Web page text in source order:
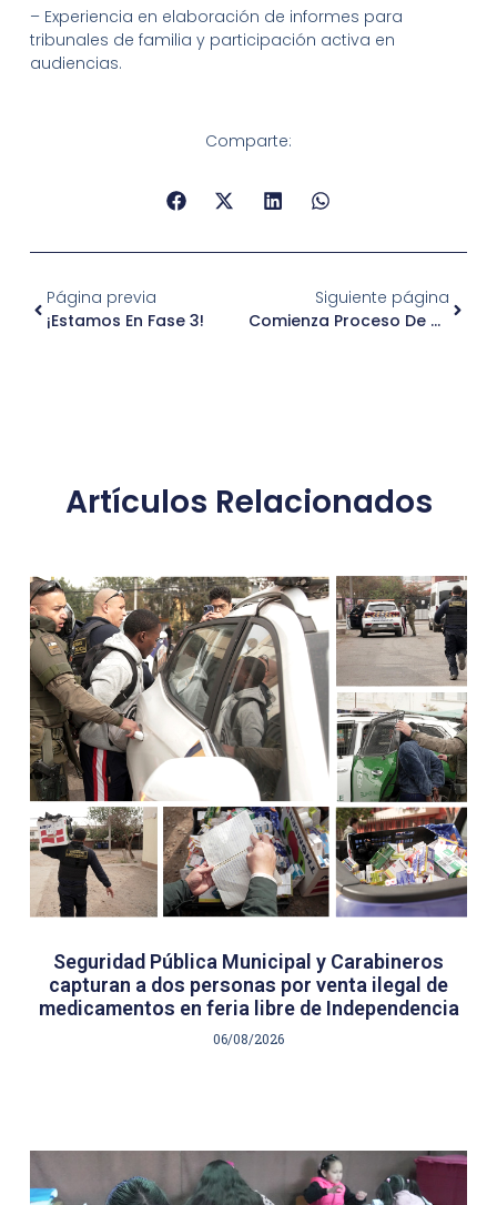
– Experiencia en elaboración de informes para
tribunales de familia y participación activa en
audiencias.
Comparte:
Página previa
¡Estamos En Fase 3!
Siguiente página
Comienza Proceso De Vacunación Para Personal Esencial En Independencia
Artículos Relacionados
Seguridad Pública Municipal y Carabineros
capturan a dos personas por venta ilegal de
medicamentos en feria libre de Independencia
06/08/2026